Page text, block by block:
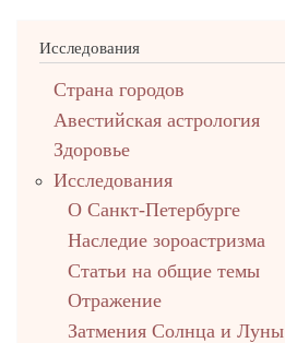
Исследования
Страна городов
Авестийская астрология
Здоровье
Исследования
О Санкт-Петербурге
Наследие зороастризма
Cтатьи на общие темы
Отражение
Затмения Солнца и Луны